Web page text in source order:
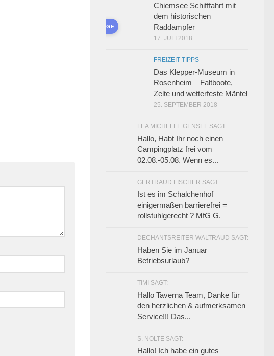
AI-GENERATED IMAGE
Chiemsee Schifffahrt mit
dem historischen
Raddampfer
17. JULI 2018
FREIZEIT-TIPPS
Das Klepper-Museum in
Rosenheim – Faltboote,
Zelte und wetterfeste Mäntel
25. SEPTEMBER 2018
LEA MICHELLE GENSEL SAGT:
Hallo, Habt Ihr noch einen
Campingplatz frei vom
02.08.-05.08. Wenn es...
GERTRAUD FISCHER SAGT:
Ist es im Schalchenhof
einigermaßen barrierefrei =
rollstuhlgerecht ? MfG G.
DECHANTSREITER WALTRAUD SAGT:
Haben Sie im Januar
Betriebsurlaub?
TIMI SAGT:
Hallo Taverna Team, Danke für
den herzlichen & aufmerksamen
Service!!! Das...
S. NOLTE SAGT:
Hallo! Ich habe ein gutes